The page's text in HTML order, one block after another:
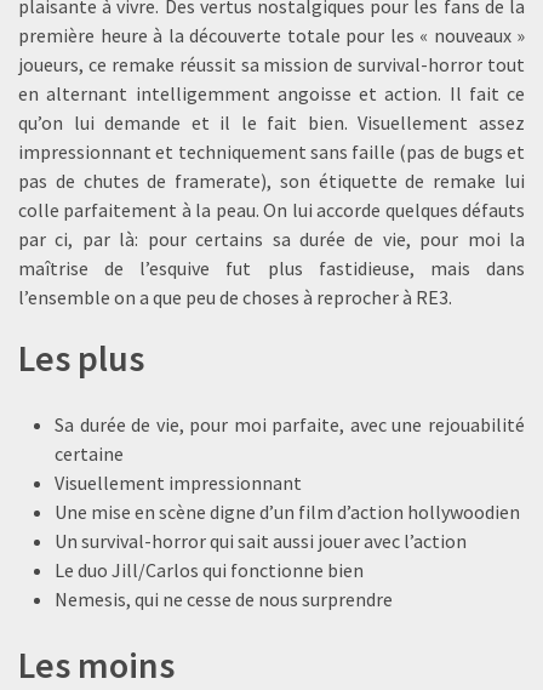
plaisante à vivre. Des vertus nostalgiques pour les fans de la
première heure à la découverte totale pour les « nouveaux »
joueurs, ce remake réussit sa mission de survival-horror tout
en alternant intelligemment angoisse et action. Il fait ce
qu’on lui demande et il le fait bien. Visuellement assez
impressionnant et techniquement sans faille (pas de bugs et
pas de chutes de framerate), son étiquette de remake lui
colle parfaitement à la peau. On lui accorde quelques défauts
par ci, par là: pour certains sa durée de vie, pour moi la
maîtrise de l’esquive fut plus fastidieuse, mais dans
l’ensemble on a que peu de choses à reprocher à RE3.
Les plus
Sa durée de vie, pour moi parfaite, avec une rejouabilité
certaine
Visuellement impressionnant
Une mise en scène digne d’un film d’action hollywoodien
Un survival-horror qui sait aussi jouer avec l’action
Le duo Jill/Carlos qui fonctionne bien
Nemesis, qui ne cesse de nous surprendre
Les moins